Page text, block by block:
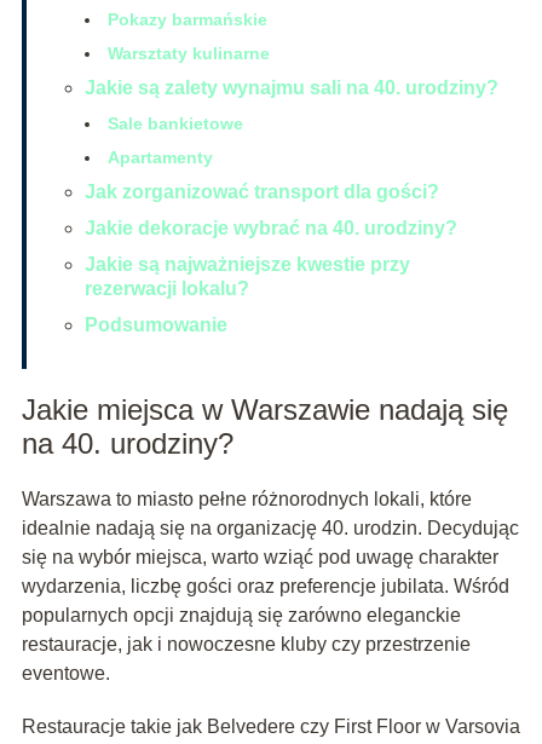
Pokazy barmańskie
Warsztaty kulinarne
Jakie są zalety wynajmu sali na 40. urodziny?
Sale bankietowe
Apartamenty
Jak zorganizować transport dla gości?
Jakie dekoracje wybrać na 40. urodziny?
Jakie są najważniejsze kwestie przy
rezerwacji lokalu?
Podsumowanie
Jakie miejsca w Warszawie nadają się
na 40. urodziny?
Warszawa to miasto pełne różnorodnych lokali, które
idealnie nadają się na organizację 40. urodzin. Decydując
się na wybór miejsca, warto wziąć pod uwagę charakter
wydarzenia, liczbę gości oraz preferencje jubilata. Wśród
popularnych opcji znajdują się zarówno eleganckie
restauracje, jak i nowoczesne kluby czy przestrzenie
eventowe.
Restauracje takie jak Belvedere czy First Floor w Varsovia